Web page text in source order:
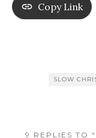
Copy Link
SLOW
9 REPLIES TO